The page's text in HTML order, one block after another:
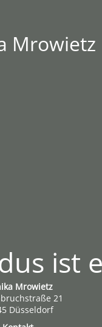
Mrowietz
ist
Mrowietz
21
Düsseldorf